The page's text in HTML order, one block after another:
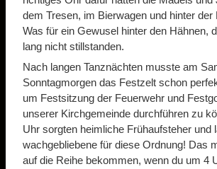
dem Tresen, im Bierwagen und hinter der
Was für ein Gewusel hinter den Hähnen,
lang nicht stillstanden.
Nach langen Tanznächten musste am
Sonntagmorgen das Festzelt schon
um Festsitzung der Feuerwehr und
unserer Kirchgemeinde durchführen zu
Uhr sorgten heimliche Frühaufsteher und
wachgebliebene für diese Ordnung! Das
auf die Reihe bekommen, wenn du um 4